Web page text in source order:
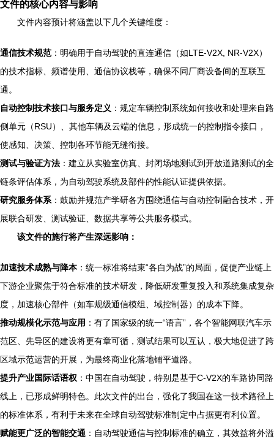
文件的核心内容与影响
文件内容预计将涵盖以下几个关键维度：
通信技术规范 ：明确用于自动驾驶的直连通信（如LTE-V2X, NR-V2X）
的技术指标、频谱使用、通信协议栈等，确保不同厂商设备间的互联互
通。
自动控制技术接口与服务定义 ：规定车辆控制系统如何接收和处理来自路
侧单元（RSU）、其他车辆及云端的信息，形成统一的控制指令接口，
使感知、决策、控制各环节能无缝衔接。
测试与验证方法 ：建立从实验室仿真、封闭场地测试到开放道路测试的全
链条评估体系，为自动驾驶系统及部件的性能认证提供依据。
研究服务体系 ：鼓励并规范产学研各方围绕通信与自动控制融合技术，开
展联合研发、测试验证、数据共享等公共服务模式。
该文件的施行将产生深远影响：
加速技术成熟与降本：统一标准将结束“各自为战”的局面，促使产业链上
下游企业聚焦于符合标准的技术研发，降低研发重复投入和系统集成复杂
度，加速核心部件（如车规级通信模组、域控制器）的成本下降。
推动规模化示范与应用 ：有了国家级的统一“语言”，各个智能网联汽车示
范区、先导区的建设将更有章可循，测试结果可以互认，极大地促进了跨
区域示范运营的开展，为最终商业化落地铺平道路。
提升产业国际话语权 ：中国在自动驾驶，特别是基于C-V2X的车路协同路
线上，已形成鲜明特色。此次文件的出台，强化了我国在这一技术路径上
的标准体系，有利于未来在全球自动驾驶标准制定中占据更有利位置。
赋能更广泛的智能交通 ：自动驾驶通信与控制标准的确立，其效益将外溢